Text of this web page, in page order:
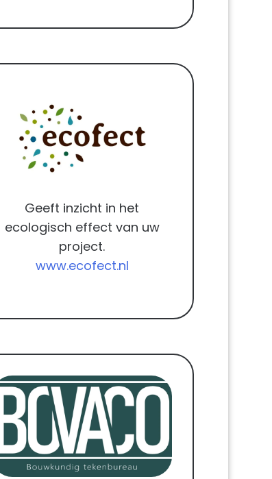
Geeft inzicht in het
ecologisch effect van uw
project.
www.ecofect.nl